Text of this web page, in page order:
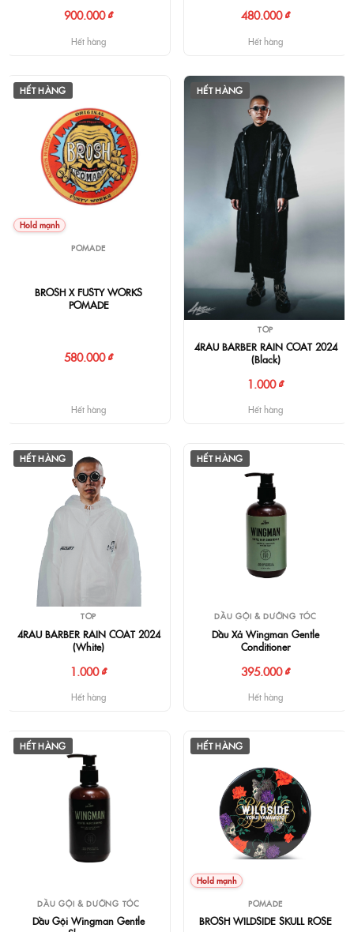
900.000 ₫
Hết hàng
480.000 ₫
Hết hàng
HẾT HÀNG
Hold mạnh
POMADE
BROSH X FUSTY WORKS
POMADE
580.000 ₫
Hết hàng
HẾT HÀNG
TOP
4RAU BARBER RAIN COAT 2024
(Black)
1.000 ₫
Hết hàng
HẾT HÀNG
TOP
4RAU BARBER RAIN COAT 2024
(White)
1.000 ₫
Hết hàng
HẾT HÀNG
DẦU GỘI & DƯỠNG TÓC
Dầu Xả Wingman Gentle
Conditioner
395.000 ₫
Hết hàng
HẾT HÀNG
DẦU GỘI & DƯỠNG TÓC
Dầu Gội Wingman Gentle
HẾT HÀNG
Hold mạnh
POMADE
BROSH WILDSIDE SKULL ROSE